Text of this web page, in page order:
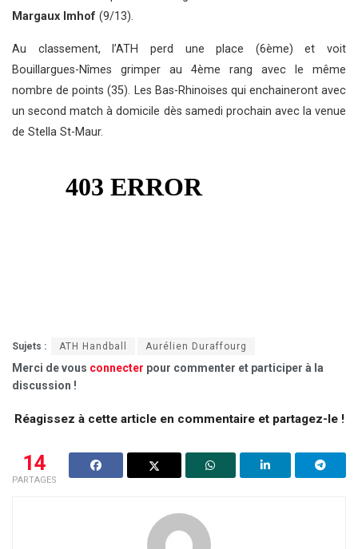
Margaux Imhof (9/13).
Au classement, l’ATH perd une place (6ème) et voit
Bouillargues-Nîmes grimper au 4ème rang avec le même
nombre de points (35). Les Bas-Rhinoises qui enchaineront avec
un second match à domicile dès samedi prochain avec la venue
de Stella St-Maur.
Sujets : ATH Handball Aurélien Duraffourg
Merci de vous connecter pour commenter et participer à la
discussion !
Réagissez à cette article en commentaire et partagez-le !
14
PARTAGES